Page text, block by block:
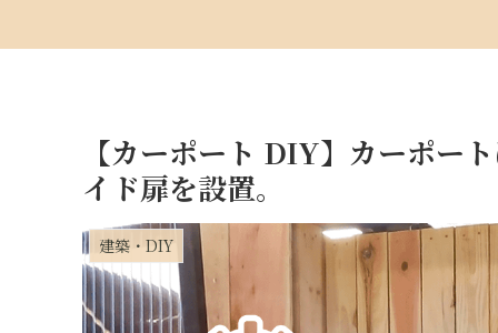
【カーポート DIY】カーポー
イド扉を設置。
建築・DIY